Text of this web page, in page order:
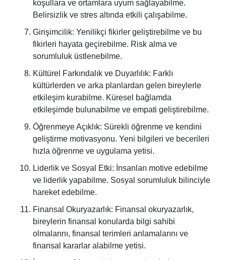
koşullara ve ortamlara uyum sağlayabilme.
Belirsizlik ve stres altında etkili çalışabilme.
Girişimcilik: Yenilikçi fikirler geliştirebilme ve bu
fikirleri hayata geçirebilme. Risk alma ve
sorumluluk üstlenebilme.
Kültürel Farkındalık ve Duyarlılık: Farklı
kültürlerden ve arka planlardan gelen bireylerle
etkileşim kurabilme. Küresel bağlamda
etkileşimde bulunabilme ve empati geliştirebilme.
Öğrenmeye Açıklık: Sürekli öğrenme ve kendini
geliştirme motivasyonu. Yeni bilgileri ve becerileri
hızla öğrenme ve uygulama yetisi.
Liderlik ve Sosyal Etki: İnsanları motive edebilme
ve liderlik yapabilme. Sosyal sorumluluk bilinciyle
hareket edebilme.
Finansal Okuryazarlık: Finansal okuryazarlık,
bireylerin finansal konularda bilgi sahibi
olmalarını, finansal terimleri anlamalarını ve
finansal kararlar alabilme yetisi.